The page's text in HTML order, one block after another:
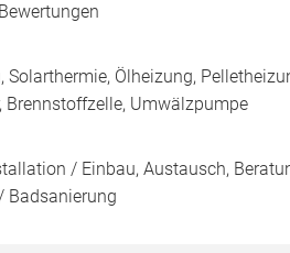
Solarthermie, Ölheizung,
Brennstoffzelle, Umwälzpumpe
/ Einbau, Austausch,
Badsanierung